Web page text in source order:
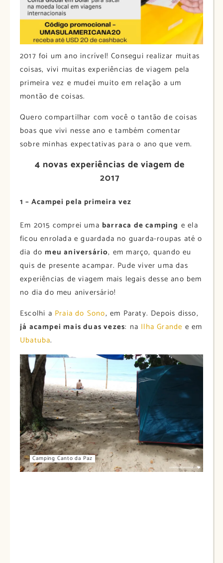
2017 foi um ano incrível! Consegui realizar muitas
coisas, vivi muitas experiências de viagem pela
primeira vez e mudei muito em relação a um
montão de coisas.
Quero compartilhar com você o tantão de coisas
boas que vivi nesse ano e também comentar
sobre minhas expectativas para o ano que vem.
4 novas experiências de viagem de
2017
1 – Acampei pela primeira vez
Em 2015 comprei uma barraca de camping e ela
ficou enrolada e guardada no guarda-roupas até o
dia domeu aniversário, em março, quando eu
quis de presente acampar. Pude viver uma das
experiências de viagem mais legais desse ano bem
no dia do meu aniversário!
Escolhi a Praia do Sono, em Paraty. Depois disso,
já acampei mais duas vezes: na Ilha Grande e em
Ubatuba.
Camping Canto da Paz